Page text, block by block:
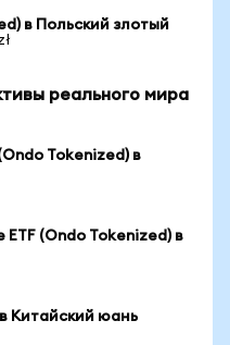
в Польский злотый
реального мира
Tokenized) в
ETF (Ondo Tokenized) в
Китайский юань